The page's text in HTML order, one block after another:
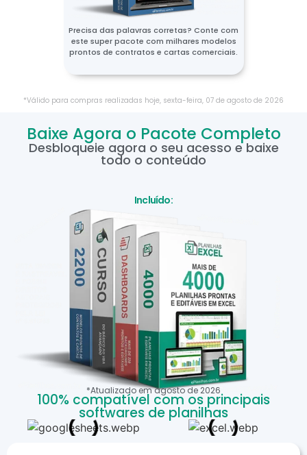
Precisa das palavras corretas? Conte com
este super pacote com milhares modelos
prontos de contratos e cartas comerciais.
*Válido para compras realizadas hoje, sexta-feira, 07 de agosto de 2026
Baixe Agora o Pacote Completo
Desbloqueie agora o seu acesso e baixe
todo o conteúdo
Incluído:
*Atualizado emagostode 2026
100% compatível com os principais
softwares de planilhas